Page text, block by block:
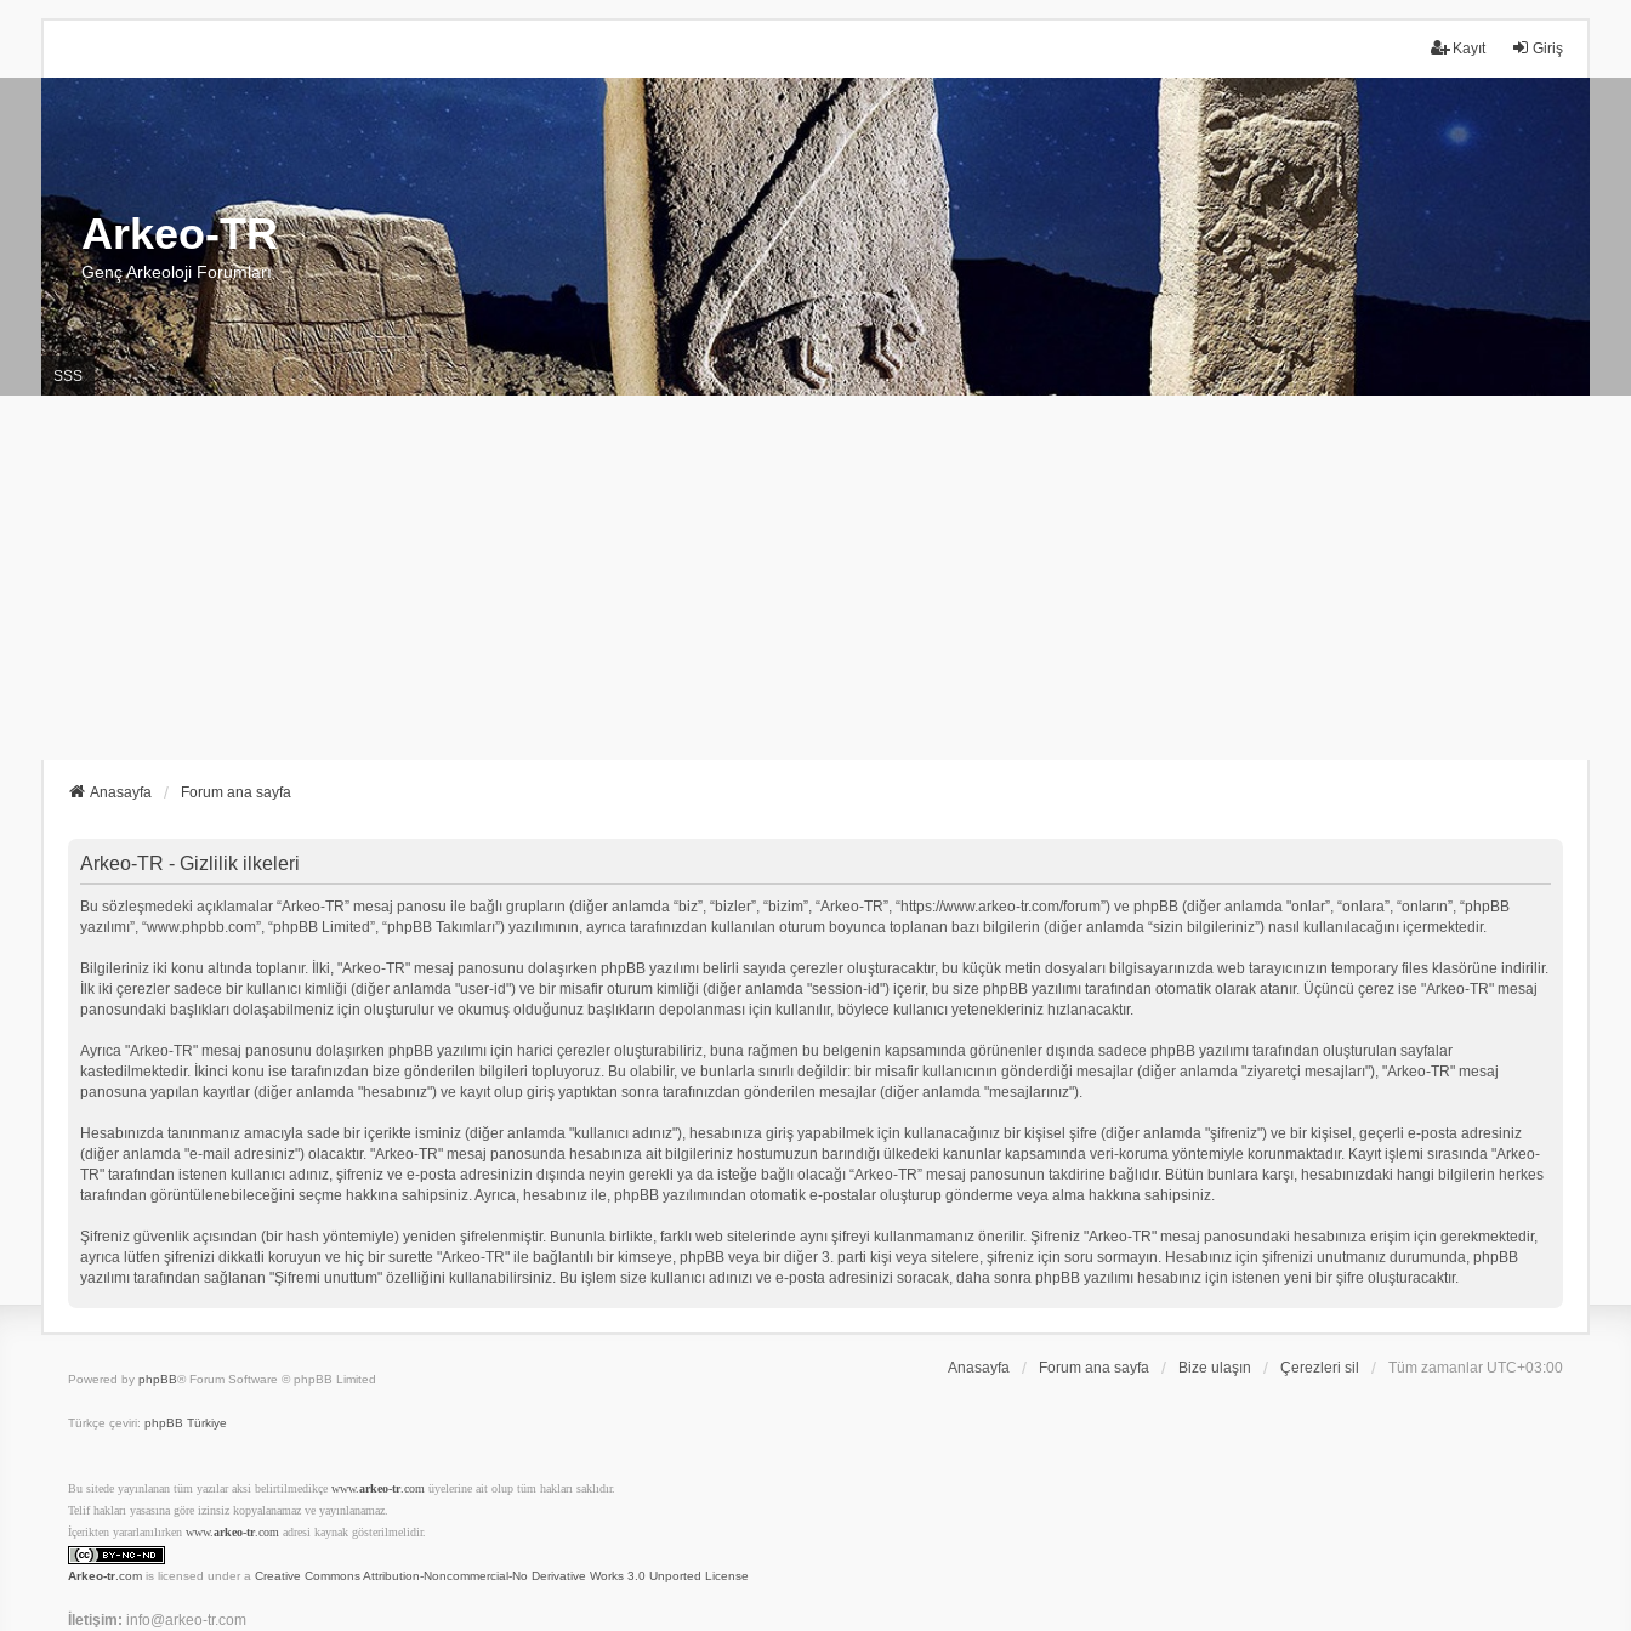
Giriş
Kayıt
Arkeo-TR
Genç Arkeoloji Forumları
SSS
Anasayfa Forum ana sayfa
Arkeo-TR - Gizlilik ilkeleri
Bu sözleşmedeki açıklamalar “Arkeo-TR” mesaj panosu ile bağlı grupların (diğer anlamda “biz”, “bizler”, “bizim”, “Arkeo-TR”, “https://www.arkeo-tr.com/forum”) ve phpBB (diğer anlamda "onlar”, “onlara”, “onların”, “phpBB
yazılımı”, “www.phpbb.com”, “phpBB Limited”, “phpBB Takımları”) yazılımının, ayrıca tarafınızdan kullanılan oturum boyunca toplanan bazı bilgilerin (diğer anlamda “sizin bilgileriniz”) nasıl kullanılacağını içermektedir.
Bilgileriniz iki konu altında toplanır. İlki, "Arkeo-TR" mesaj panosunu dolaşırken phpBB yazılımı belirli sayıda çerezler oluşturacaktır, bu küçük metin dosyaları bilgisayarınızda web tarayıcınızın temporary files klasörüne indirilir.
İlk iki çerezler sadece bir kullanıcı kimliği (diğer anlamda "user-id") ve bir misafir oturum kimliği (diğer anlamda "session-id") içerir, bu size phpBB yazılımı tarafından otomatik olarak atanır. Üçüncü çerez ise "Arkeo-TR" mesaj
panosundaki başlıkları dolaşabilmeniz için oluşturulur ve okumuş olduğunuz başlıkların depolanması için kullanılır, böylece kullanıcı yetenekleriniz hızlanacaktır.
Ayrıca "Arkeo-TR" mesaj panosunu dolaşırken phpBB yazılımı için harici çerezler oluşturabiliriz, buna rağmen bu belgenin kapsamında görünenler dışında sadece phpBB yazılımı tarafından oluşturulan sayfalar
kastedilmektedir. İkinci konu ise tarafınızdan bize gönderilen bilgileri topluyoruz. Bu olabilir, ve bunlarla sınırlı değildir: bir misafir kullanıcının gönderdiği mesajlar (diğer anlamda "ziyaretçi mesajları"), "Arkeo-TR" mesaj
panosuna yapılan kayıtlar (diğer anlamda "hesabınız") ve kayıt olup giriş yaptıktan sonra tarafınızdan gönderilen mesajlar (diğer anlamda "mesajlarınız").
Hesabınızda tanınmanız amacıyla sade bir içerikte isminiz (diğer anlamda "kullanıcı adınız"), hesabınıza giriş yapabilmek için kullanacağınız bir kişisel şifre (diğer anlamda "şifreniz") ve bir kişisel, geçerli e-posta adresiniz
(diğer anlamda "e-mail adresiniz") olacaktır. "Arkeo-TR" mesaj panosunda hesabınıza ait bilgileriniz hostumuzun barındığı ülkedeki kanunlar kapsamında veri-koruma yöntemiyle korunmaktadır. Kayıt işlemi sırasında "Arkeo-
TR" tarafından istenen kullanıcı adınız, şifreniz ve e-posta adresinizin dışında neyin gerekli ya da isteğe bağlı olacağı “Arkeo-TR” mesaj panosunun takdirine bağlıdır. Bütün bunlara karşı, hesabınızdaki hangi bilgilerin herkes
tarafından görüntülenebileceğini seçme hakkına sahipsiniz. Ayrıca, hesabınız ile, phpBB yazılımından otomatik e-postalar oluşturup gönderme veya alma hakkına sahipsiniz.
Şifreniz güvenlik açısından (bir hash yöntemiyle) yeniden şifrelenmiştir. Bununla birlikte, farklı web sitelerinde aynı şifreyi kullanmamanız önerilir. Şifreniz "Arkeo-TR" mesaj panosundaki hesabınıza erişim için gerekmektedir,
ayrıca lütfen şifrenizi dikkatli koruyun ve hiç bir surette "Arkeo-TR" ile bağlantılı bir kimseye, phpBB veya bir diğer 3. parti kişi veya sitelere, şifreniz için soru sormayın. Hesabınız için şifrenizi unutmanız durumunda, phpBB
yazılımı tarafından sağlanan "Şifremi unuttum" özelliğini kullanabilirsiniz. Bu işlem size kullanıcı adınızı ve e-posta adresinizi soracak, daha sonra phpBB yazılımı hesabınız için istenen yeni bir şifre oluşturacaktır.
Anasayfa Forum ana sayfa Bize ulaşın Çerezleri sil Tüm zamanlar UTC+03:00
Powered by phpBB® Forum Software © phpBB Limited
Türkçe çeviri: phpBB Türkiye
Bu sitede yayınlanan tüm yazılar aksi belirtilmedikçe www.arkeo-tr.com üyelerine ait olup tüm hakları saklıdır.
Telif hakları yasasına göre izinsiz kopyalanamaz ve yayınlanamaz.
İçerikten yararlanılırken www.arkeo-tr.com adresi kaynak gösterilmelidir.
Arkeo-tr.comis licensed under a Creative Commons Attribution-Noncommercial-No Derivative Works 3.0 Unported License
İletişim: info@arkeo-tr.com